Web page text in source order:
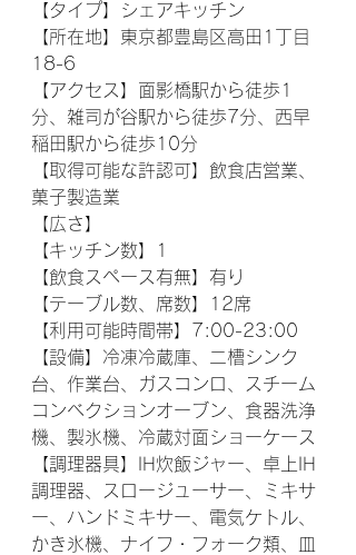
【 タイプ】シェアキッチン
【所在地】東京都豊島区高田1丁目
18-6
【アクセス】面影橋駅から徒歩1
分、雑司が谷駅から徒歩7分、西早
稲田駅から徒歩10分
【取得可能な許認可】飲食店営業、
菓子製造業
【広さ】
【キッチン数】1
【飲食スペース有無】有り
【テーブル数、席数】12席
【利用可能時間帯】7:00-23:00
【設備】冷凍冷蔵庫、二槽シンク
台、作業台、ガスコンロ、スチーム
コンベクションオーブン、食器洗浄
機、製氷機、冷蔵対面ショーケース
【調理器具】IH炊飯ジャー、卓上IH
調理器、スロージューサー、ミキサ
ー、ハンドミキサー、電気ケトル、
かき氷機、ナイフ・フォーク類、皿